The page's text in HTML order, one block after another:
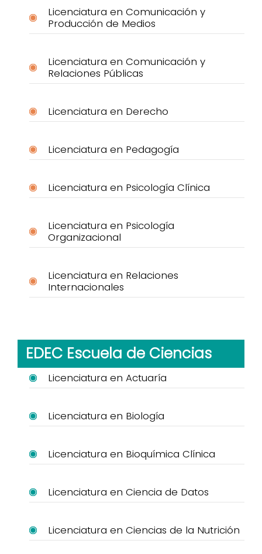
Licenciatura en Comunicación y
Producción de Medios
Licenciatura en Comunicación y
Relaciones Públicas
Licenciatura en Derecho
Licenciatura en Pedagogía
Licenciatura en Psicología Clínica
Licenciatura en Psicología
Organizacional
Licenciatura en Relaciones
Internacionales
EDEC Escuela de Ciencias
Licenciatura en Actuaría
Licenciatura en Biología
Licenciatura en Bioquímica Clínica
Licenciatura en Ciencia de Datos
Licenciatura en Ciencias de la Nutrición